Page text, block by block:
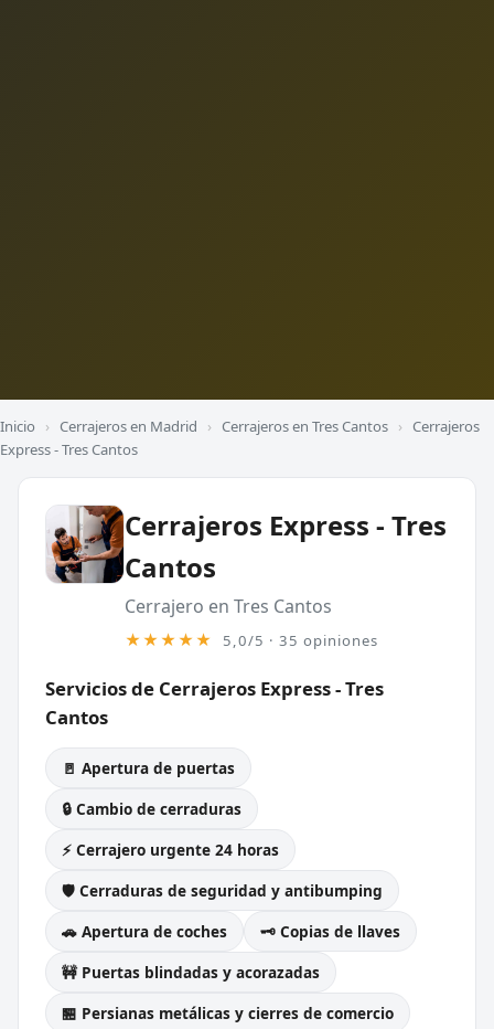
Inicio › Cerrajeros en Madrid › Cerrajeros en Tres Cantos › Cerrajeros
Express - Tres Cantos
Cerrajeros Express - Tres
Cantos
Cerrajero en Tres Cantos
★★★★★ 5,0/5 · 35 opiniones
Servicios de Cerrajeros Express - Tres
Cantos
🚪 Apertura de puertas
🔒 Cambio de cerraduras
⚡ Cerrajero urgente 24 horas
🛡️ Cerraduras de seguridad y antibumping
🚗 Apertura de coches
🗝️ Copias de llaves
🚧 Puertas blindadas y acorazadas
🏪 Persianas metálicas y cierres de comercio